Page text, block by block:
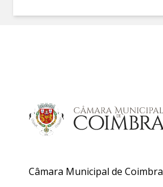
Câmara Municipal de Coimbra